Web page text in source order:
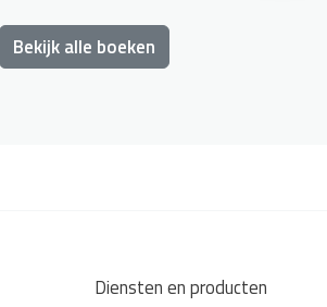
Bekijk alle boeken
Diensten en producten